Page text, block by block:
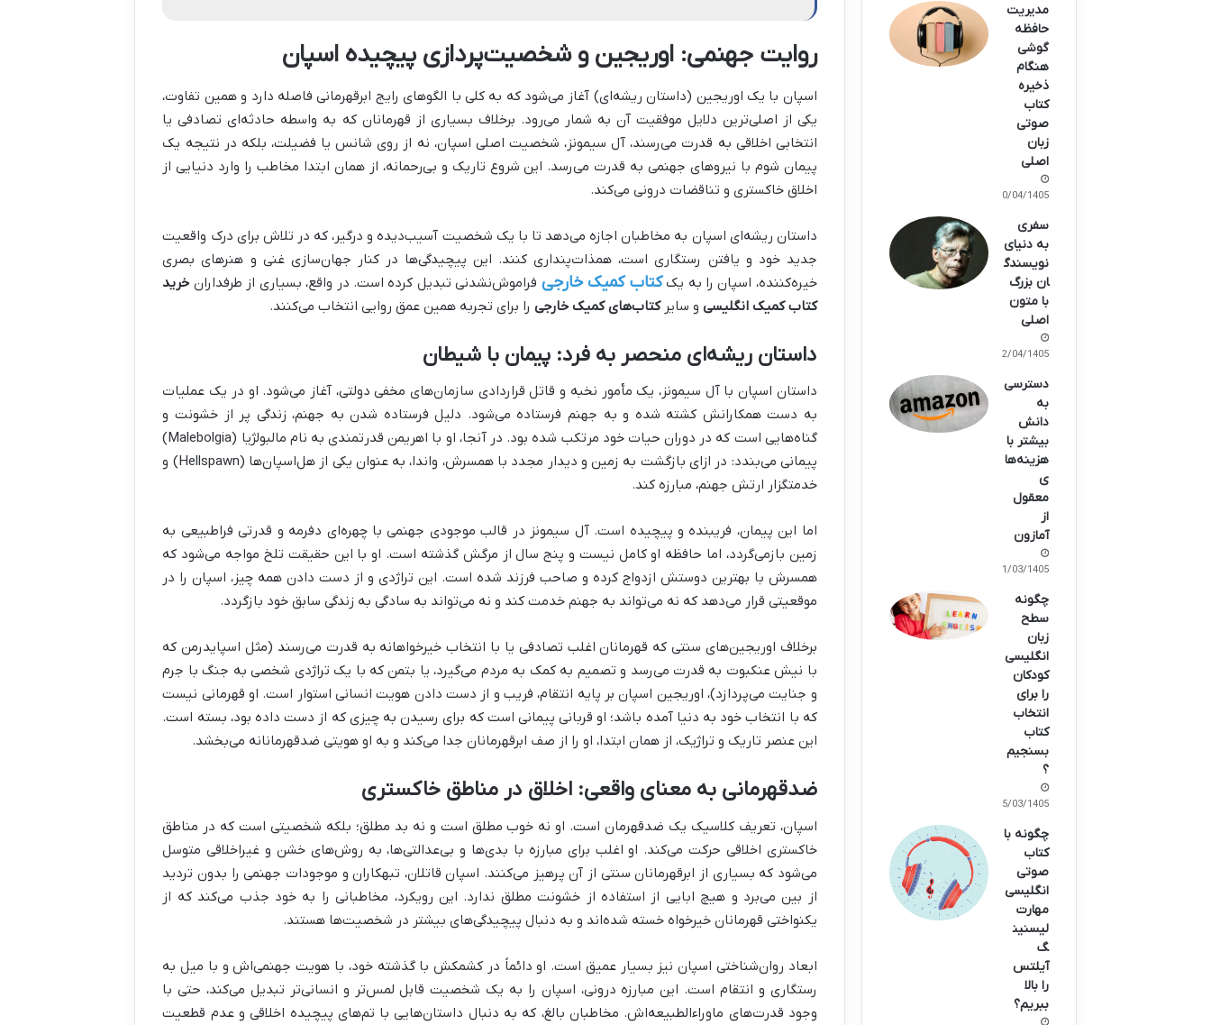
روایت جهنمی: اوریجین و شخصیت‌پردازی پیچیده اسپان
اسپان با یک اوریجین (داستان ریشه‌ای) آغاز می‌شود که به کلی با الگوهای رایج ابرقهرمانی فاصله دارد و همین تفاوت،
یکی از اصلی‌ترین دلایل موفقیت آن به شمار می‌رود. برخلاف بسیاری از قهرمانان که به واسطه حادثه‌ای تصادفی یا
انتخابی اخلاقی به قدرت می‌رسند، آل سیمونز، شخصیت اصلی اسپان، نه از روی شانس یا فضیلت، بلکه در نتیجه یک
پیمان شوم با نیروهای جهنمی به قدرت می‌رسد. این شروع تاریک و بی‌رحمانه، از همان ابتدا مخاطب را وارد دنیایی از
اخلاق خاکستری و تناقضات درونی می‌کند.
داستان ریشه‌ای اسپان به مخاطبان اجازه می‌دهد تا با یک شخصیت آسیب‌دیده و درگیر، که در تلاش برای درک واقعیت
جدید خود و یافتن رستگاری است، همذات‌پنداری کنند. این پیچیدگی‌ها در کنار جهان‌سازی غنی و هنرهای بصری
خیره‌کننده، اسپان را به یککتاب کمیک خارجی فراموش‌نشدنی تبدیل کرده است. در واقع، بسیاری از طرفداران خرید
کتاب کمیک انگلیسی و سایرکتاب‌های کمیک خارجی را برای تجربه همین عمق روایی انتخاب می‌کنند.
داستان ریشه‌ای منحصر به فرد: پیمان با شیطان
داستان اسپان با آل سیمونز، یک مأمور نخبه و قاتل قراردادی سازمان‌های مخفی دولتی، آغاز می‌شود. او در یک عملیات
به دست همکارانش کشته شده و به جهنم فرستاده می‌شود. دلیل فرستاده شدن به جهنم، زندگی پر از خشونت و
گناه‌هایی است که در دوران حیات خود مرتکب شده بود. در آنجا، او با اهریمن قدرتمندی به نام مالبولژیا (Malebolgia)
پیمانی می‌بندد: در ازای بازگشت به زمین و دیدار مجدد با همسرش، واندا، به عنوان یکی از هل‌اسپان‌ها (Hellspawn) و
خدمتگزار ارتش جهنم، مبارزه کند.
اما این پیمان، فریبنده و پیچیده است. آل سیمونز در قالب موجودی جهنمی با چهره‌ای دفرمه و قدرتی فراطبیعی به
زمین بازمی‌گردد، اما حافظه او کامل نیست و پنج سال از مرگش گذشته است. او با این حقیقت تلخ مواجه می‌شود که
همسرش با بهترین دوستش ازدواج کرده و صاحب فرزند شده است. این تراژدی و از دست دادن همه چیز، اسپان را در
موقعیتی قرار می‌دهد که نه می‌تواند به جهنم خدمت کند و نه می‌تواند به سادگی به زندگی سابق خود بازگردد.
برخلاف اوریجین‌های سنتی که قهرمانان اغلب تصادفی یا با انتخاب خیرخواهانه به قدرت می‌رسند (مثل اسپایدرمن که
با نیش عنکبوت به قدرت می‌رسد و تصمیم به کمک به مردم می‌گیرد، یا بتمن که با یک تراژدی شخصی به جنگ با جرم
و جنایت می‌پردازد)، اوریجین اسپان بر پایه انتقام، فریب و از دست دادن هویت انسانی استوار است. او قهرمانی نیست
که با انتخاب خود به دنیا آمده باشد؛ او قربانی پیمانی است که برای رسیدن به چیزی که از دست داده بود، بسته است.
این عنصر تاریک و تراژیک، از همان ابتدا، او را از صف ابرقهرمانان جدا می‌کند و به او هویتی ضدقهرمانانه می‌بخشد.
ضدقهرمانی به معنای واقعی: اخلاق در مناطق خاکستری
اسپان، تعریف کلاسیک یک ضدقهرمان است. او نه خوب مطلق است و نه بد مطلق؛ بلکه شخصیتی است که در مناطق
خاکستری اخلاقی حرکت می‌کند. او اغلب برای مبارزه با بدی‌ها و بی‌عدالتی‌ها، به روش‌های خشن و غیراخلاقی متوسل
می‌شود که بسیاری از ابرقهرمانان سنتی از آن پرهیز می‌کنند. اسپان قاتلان، تبهکاران و موجودات جهنمی را بدون تردید
از بین می‌برد و هیچ ابایی از استفاده از خشونت مطلق ندارد. این رویکرد، مخاطبانی را به خود جذب می‌کند که از
یکنواختی قهرمانان خیرخواه خسته شده‌اند و به دنبال پیچیدگی‌های بیشتر در شخصیت‌ها هستند.
ابعاد روان‌شناختی اسپان نیز بسیار عمیق است. او دائماً در کشمکش با گذشته خود، با هویت جهنمی‌اش و با میل به
رستگاری و انتقام است. این مبارزه درونی، اسپان را به یک شخصیت قابل لمس‌تر و انسانی‌تر تبدیل می‌کند، حتی با
وجود قدرت‌های ماوراءالطبیعه‌اش. مخاطبان بالغ، که به دنبال داستان‌هایی با تم‌های پیچیده اخلاقی و عدم قطعیت
مدیریت
حافظه
گوشی
هنگام
ذخیره
کتاب
صوتی
زبان
اصلی
10/04/1405
سفری
به دنیای
نویسندگ
ان بزرگ
با متون
اصلی
02/04/1405
دسترسی
به
دانش
بیشتر با
هزینه‌ها
ی
معقول
از
آمازون
21/03/1405
چگونه
سطح
زبان
انگلیسی
کودکان
را برای
انتخاب
کتاب
بسنجیم
؟
15/03/1405
چگونه با
کتاب
صوتی
انگلیسی
مهارت
لیسنین
گ
آیلتس
را بالا
ببریم؟